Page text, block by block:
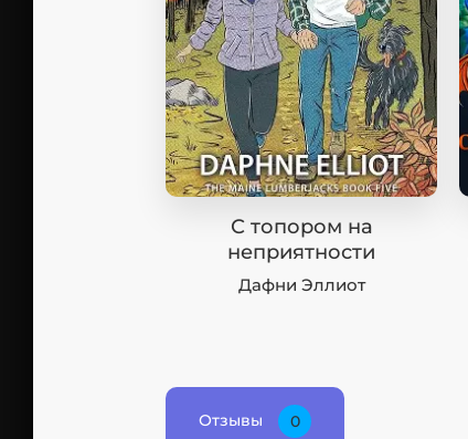
С топором на
неприятности
Дафни Эллиот
Отзывы 0